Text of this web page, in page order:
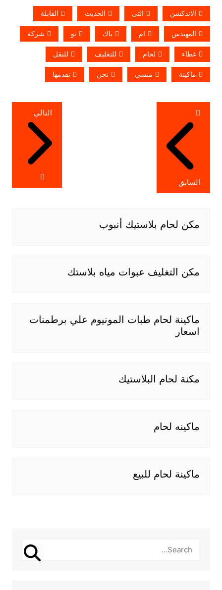
الاندكشن التى الحديث القابلة
المهندس ام باك تو شركة
غطاء لحام للتغليف للنقل
ماكينة منسي نحن نقدمها
تصفّح
المقالات
السابق
التالي
مكن لحام بلاستيك أنبوب
مكن التغليف عبوات مياه بلاستك
ماكينة لحام طبات المونيوم علي برطمنات
اسعار
مكنة لحام البلاستيك
ماكينه لحام
ماكينة لحام للبيع